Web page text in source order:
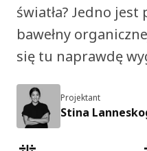
światła? Jedno jest
bawełny
się tu naprawdę
Projektant
Stina